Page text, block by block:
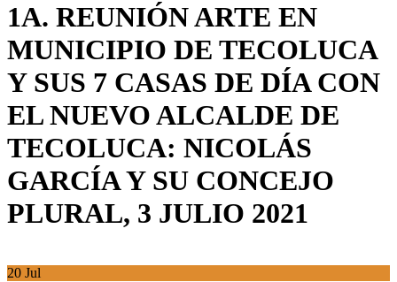
1A. REUNIÓN ARTE EN
MUNICIPIO DE TECOLUCA
Y SUS 7 CASAS DE DÍA CON
EL NUEVO ALCALDE DE
TECOLUCA: NICOLÁS
GARCÍA Y SU CONCEJO
PLURAL, 3 JULIO 2021
20 Jul